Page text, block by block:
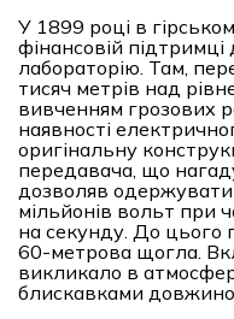
У 1899 році в
фінансовій
лабораторію. Там,
тисяч метрів над
вивченням грозових
наявності
оригінальну
передавача, що
дозволяв
мільйонів вольт при
на секунду. До цього
60-метрова щогла.
викликало в
блискавками